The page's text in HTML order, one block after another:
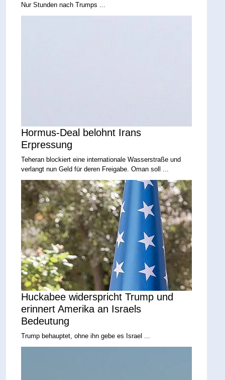
Nur Stunden nach Trumps ...
Hormus-Deal belohnt Irans
Erpressung
Teheran blockiert eine internationale Wasserstraße und
verlangt nun Geld für deren Freigabe. Oman soll ...
Huckabee widerspricht Trump und
erinnert Amerika an Israels
Bedeutung
Trump behauptet, ohne ihn gebe es Israel ...